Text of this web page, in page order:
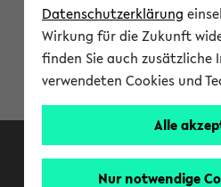
Datenschutzerklärung
Wirkung für die Zukunft
finden Sie auch zusätzliche
verwendeten Cookies und
Alle
Nur notwendige